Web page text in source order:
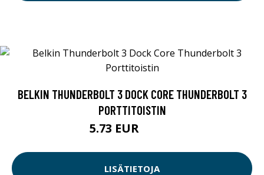
BELKIN THUNDERBOLT 3 DOCK CORE THUNDERBOLT 3
PORTTITOISTIN
5.73 EUR
LISÄTIETOJA